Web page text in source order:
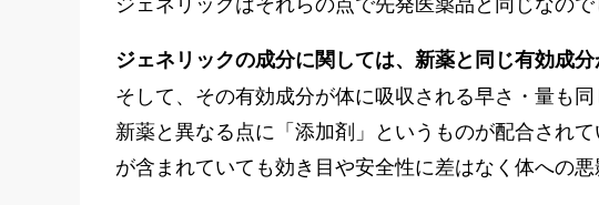
ジェネリックの成分に関しては、新薬と同じ有効成分
そして、その有効成分が体に吸収される早さ・量も同
新薬と異なる点に「添加剤」というものが配合され
が含まれていても効き目や安全性に差はなく体への悪